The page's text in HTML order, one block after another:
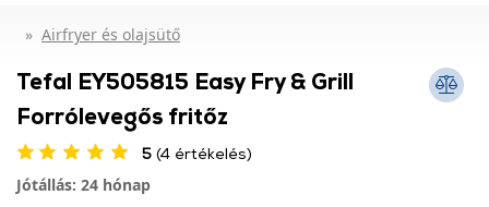
Airfryer és olajsütő
Tefal EY505815 Easy Fry & Grill
Forrólevegős fritőz
5 (4 értékelés)
Jótállás: 24 hónap